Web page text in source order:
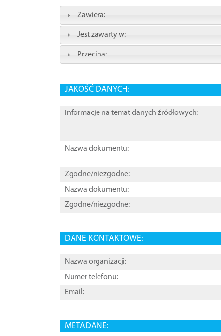
Zawiera:
Jest zawarty w:
Przecina:
JAKOŚĆ DANYCH:
Informacje na temat danych źródłowych:
Nazwa dokumentu:
Zgodne/niezgodne:
Nazwa dokumentu:
Zgodne/niezgodne:
DANE KONTAKTOWE:
Nazwa organizacji:
Numer telefonu:
Email:
METADANE: